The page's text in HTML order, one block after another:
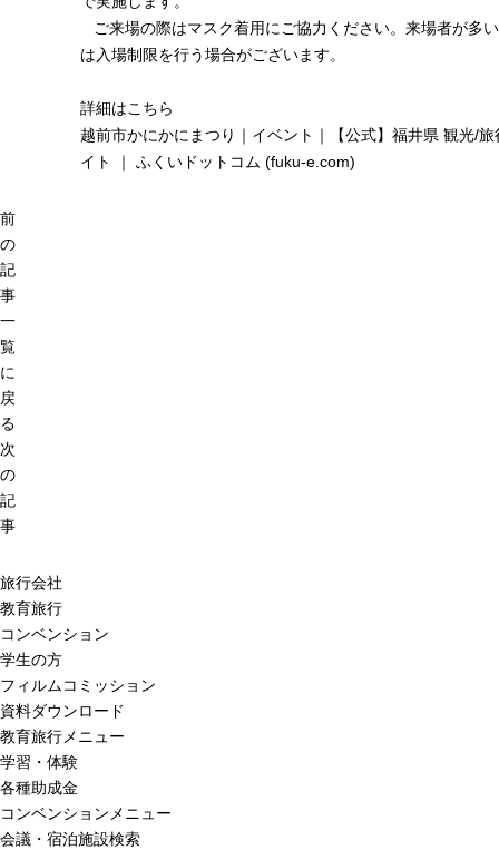
ご来場の際はマスク着用にご協力ください。来場者が多
は入場制限を行う場合がございます。
詳細はこちら
越前市かにかにまつり｜イベント｜【公式】福井県 観光/旅
イト ｜ ふくいドットコム (fuku-e.com)
前
の
記
事
一
覧
に
戻
る
次
の
記
事
旅行会社
教育旅行
コンベンション
学生の方
フィルムコミッション
資料ダウンロード
教育旅行メニュー
学習・体験
各種助成金
コンベンションメニュー
会議・宿泊施設検索